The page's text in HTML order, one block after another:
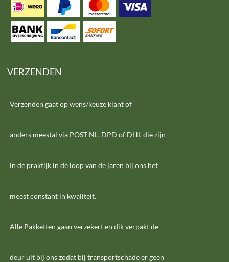
VERZENDEN
Verzenden gaat op wens/keuze klant of
anders meestal via POST NL, DPD of DHL die zijn
in de praktijk in de loop van de jaren bij ons het
meest constant in kwaliteit.
Alle Pakketten gaan verzekert en dik verpakt de
deur uit bij ons zodat bij transportschade er geen